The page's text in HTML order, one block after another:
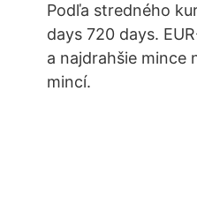
Podľa stredného
days 720 days.
a najdrahšie mince
mincí.